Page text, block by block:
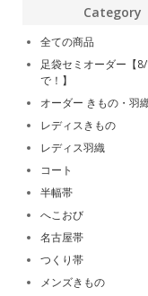
Category
全ての商品
足袋セミオーダー【
で！】
オーダー きもの・羽
レディスきもの
レディス羽織
コート
半幅帯
へこおび
名古屋帯
つくり帯
メンズきもの